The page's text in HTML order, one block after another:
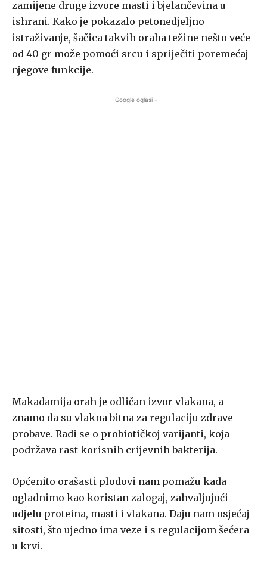
zamijene druge izvore masti i bjelančevina u
ishrani. Kako je pokazalo petonedjeljno
istraživanje, šačica takvih oraha težine nešto veće
od 40 gr može pomoći srcu i spriječiti poremećaj
njegove funkcije.
- Google oglasi -
Makadamija orah je odličan izvor vlakana, a
znamo da su vlakna bitna za regulaciju zdrave
probave. Radi se o probiotičkoj varijanti, koja
podržava rast korisnih crijevnih bakterija.
Općenito orašasti plodovi nam pomažu kada
ogladnimo kao koristan zalogaj, zahvaljujući
udjelu proteina, masti i vlakana. Daju nam osjećaj
sitosti, što ujedno ima veze i s regulacijom šećera
u krvi.